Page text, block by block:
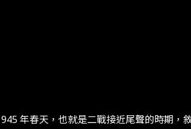
年春天，也就是二戰接近尾聲的時期